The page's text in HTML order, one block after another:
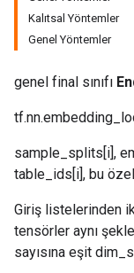
Kalıtsal Yöntemler
Genel Yöntemler
genel final sınıfı
sample_splits[i],
table_ids[i], bu
Giriş listelerinden
tensörler aynı
sayısına eşit